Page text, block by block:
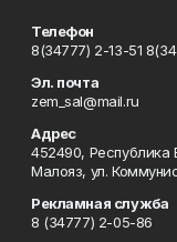
Телефон
8(34777) 2-13-51
Эл. почта
zem_sal@mail.ru
Адрес
452490, Республика
Малояз, ул.
Рекламная служба
8 (34777) 2-05-86